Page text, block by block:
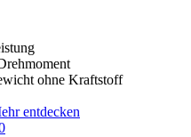
ohne Kraftstoff
entdecken